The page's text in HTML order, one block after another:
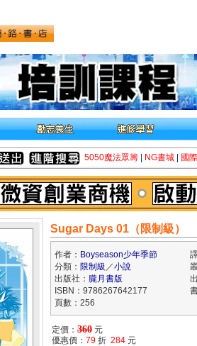
5050魔法眾籌 NG書城 國
Sugar Days 01（限制級）
作者： Boyseason少年季節
分類： 限制級 ／小說
出版社： 朧月書版
ISBN：9786267642177
頁數：256
定價： 360 元
優惠價： 79 折 284 元